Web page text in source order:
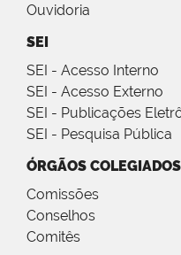
Ouvidoria
SEI
SEI - Acesso Interno
SEI - Acesso Externo
SEI - Publicações
SEI - Pesquisa Pública
ÓRGÃOS COLEGIADOS
Comissões
Conselhos
Comitês